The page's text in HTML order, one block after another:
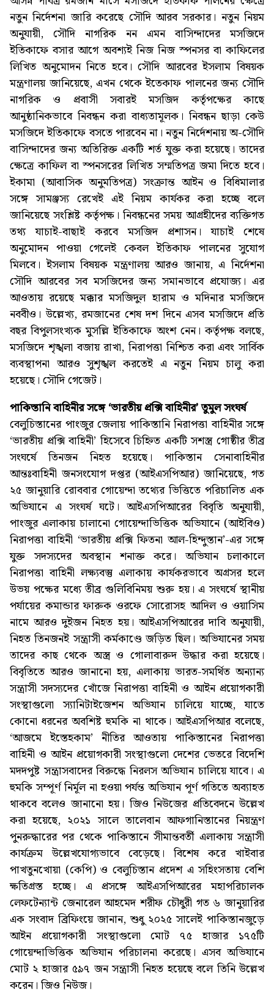
নতুন নির্দেশনা জারি করেছে সৌদি আরব সরকার। নতুন নিয়ম
অনুযায়ী, সৌদি নাগরিক নন এমন বাসিন্দাদের মসজিদে
ইতিকাফে বসার আগে অবশ্যই নিজ নিজ স্পনসর বা কাফিলের
লিখিত অনুমোদন নিতে হবে। সৌদি আরবের ইসলাম বিষয়ক
মন্ত্রণালয় জানিয়েছে, এখন থেকে ইতেকাফ পালনের জন্য সৌদি
নাগরিক ও প্রবাসী সবারই মসজিদ কর্তৃপক্ষের কাছে
আনুষ্ঠানিকভাবে নিবন্ধন করা বাধ্যতামূলক। নিবন্ধন ছাড়া কেউ
মসজিদে ইতিকাফে বসতে পারবেন না। নতুন নির্দেশনায় অ-সৌদি
বাসিন্দাদের জন্য অতিরিক্ত একটি শর্ত যুক্ত করা হয়েছে। তাদের
ক্ষেত্রে কাফিল বা স্পনসরের লিখিত সম্মতিপত্র জমা দিতে হবে।
ইকামা (আবাসিক অনুমতিপত্র) সংক্রান্ত আইন ও বিধিমালার
সঙ্গে সামঞ্জস্য রেখেই এই নিয়ম কার্যকর করা হচ্ছে বলে
জানিয়েছে সংশ্লিষ্ট কর্তৃপক্ষ। নিবন্ধনের সময় আগ্রহীদের ব্যক্তিগত
তথ্য যাচাই-বাছাই করবে মসজিদ প্রশাসন। যাচাই শেষে
অনুমোদন পাওয়া গেলেই কেবল ইতিকাফ পালনের সুযোগ
মিলবে। ইসলাম বিষয়ক মন্ত্রণালয় আরও জানায়, এ নির্দেশনা
সৌদি আরবের সব মসজিদের জন্য সমানভাবে প্রযোজ্য। এর
আওতায় রয়েছে মক্কার মসজিদুল হারাম ও মদিনার মসজিদে
নববীও। উল্লেখ্য, রমজানের শেষ দশ দিনে এসব মসজিদে প্রতি
বছর বিপুলসংখ্যক মুসল্লি ইতিকাফে অংশ নেন। কর্তৃপক্ষ বলছে,
মসজিদে শৃঙ্খলা বজায় রাখা, নিরাপত্তা নিশ্চিত করা এবং সার্বিক
ব্যবস্থাপনা আরও সুশৃঙ্খল করতেই এ নতুন নিয়ম চালু করা
হয়েছে। সৌদি গেজেট।
পাকিস্তানি বাহিনীর সঙ্গে ‘ভারতীয় প্রক্সি বাহিনীর’ তুমুল সংঘর্ষ
বেলুচিস্তানের পাংজুর জেলায় পাকিস্তানি নিরাপত্তা বাহিনীর সঙ্গে
‘ভারতীয় প্রক্সি বাহিনী’ হিসেবে চিহ্নিত একটি সশস্ত্র গোষ্ঠীর তীব্র
সংঘর্ষে তিনজন নিহত হয়েছে। পাকিস্তান সেনাবাহিনীর
আন্তঃবাহিনী জনসংযোগ দপ্তর (আইএসপিআর) জানিয়েছে, গত
২৫ জানুয়ারি রোববার গোয়েন্দা তথ্যের ভিত্তিতে পরিচালিত এক
অভিযানে এ সংঘর্ষ ঘটে। আইএসপিআরের বিবৃতি অনুযায়ী,
পাংজুর এলাকায় চালানো গোয়েন্দাভিত্তিক অভিযানে (আইবিও)
নিরাপত্তা বাহিনী ‘ভারতীয় প্রক্সি ফিতনা আল-হিন্দুস্তান’-এর সঙ্গে
যুক্ত সদস্যদের অবস্থান শনাক্ত করে। অভিযান চলাকালে
নিরাপত্তা বাহিনী লক্ষ্যবস্তু এলাকায় কার্যকরভাবে অগ্রসর হলে
উভয় পক্ষের মধ্যে তীব্র গুলিবিনিময় শুরু হয়। এ সংঘর্ষে স্থানীয়
পর্যায়ের কমান্ডার ফারুক ওরফে সোরোসহ আদিল ও ওয়াসিম
নামে আরও দুইজন নিহত হয়। আইএসপিআরের দাবি অনুযায়ী,
নিহত তিনজনই সন্ত্রাসী কর্মকাণ্ডে জড়িত ছিল। অভিযানের সময়
তাদের কাছ থেকে অস্ত্র ও গোলাবারুদ উদ্ধার করা হয়েছে।
বিবৃতিতে আরও জানানো হয়, এলাকায় ভারত-সমর্থিত অন্যান্য
সন্ত্রাসী সদস্যদের খোঁজে নিরাপত্তা বাহিনী ও আইন প্রয়োগকারী
সংস্থাগুলো স্যানিটাইজেশন অভিযান চালিয়ে যাচ্ছে, যাতে
কোনো ধরনের অবশিষ্ট হুমকি না থাকে। আইএসপিআর বলেছে,
‘আজমে ইস্তেহকাম’ নীতির আওতায় পাকিস্তানের নিরাপত্তা
বাহিনী ও আইন প্রয়োগকারী সংস্থাগুলো দেশের ভেতরে বিদেশি
মদদপুষ্ট সন্ত্রাসবাদের বিরুদ্ধে নিরলস অভিযান চালিয়ে যাবে। এ
হুমকি সম্পূর্ণ নির্মূল না হওয়া পর্যন্ত অভিযান পূর্ণ গতিতে অব্যাহত
থাকবে বলেও জানানো হয়। জিও নিউজের প্রতিবেদনে উল্লেখ
করা হয়েছে, ২০২১ সালে তালেবান আফগানিস্তানের নিয়ন্ত্রণ
পুনরুদ্ধারের পর থেকে পাকিস্তানে সীমান্তবর্তী এলাকায় সন্ত্রাসী
কার্যক্রম উল্লেখযোগ্যভাবে বেড়েছে। বিশেষ করে খাইবার
পাখতুনখোয়া (কেপি) ও বেলুচিস্তান প্রদেশ এ সহিংসতায় বেশি
ক্ষতিগ্রস্ত হচ্ছে। এ প্রসঙ্গে আইএসপিআরের মহাপরিচালক
লেফটেন্যান্ট জেনারেল আহমেদ শরীফ চৌধুরী গত ৬ জানুয়ারির
এক সংবাদ ব্রিফিংয়ে জানান, শুধু ২০২৫ সালেই পাকিস্তানজুড়ে
আইন প্রয়োগকারী সংস্থাগুলো মোট ৭৫ হাজার ১৭৫টি
গোয়েন্দাভিত্তিক অভিযান পরিচালনা করেছে। এসব অভিযানে
মোট ২ হাজার ৫৯৭ জন সন্ত্রাসী নিহত হয়েছে বলে তিনি উল্লেখ
করেন। জিও নিউজ।